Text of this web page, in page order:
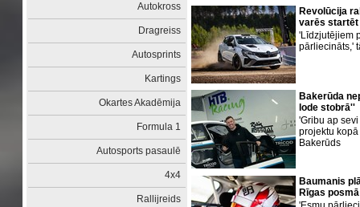
Autokross
Dragreiss
Autosprints
Kartings
Okartes Akadēmija
Formula 1
Autosports pasaulē
4x4
Rallijreids
Revolūcija
varēs
'Līdzjutējiem
pārliecināts,'
Bakerūda
lode stobrā''
'Gribu ap
projektu
Bakerūds
Baumanis
Rīgas posmā